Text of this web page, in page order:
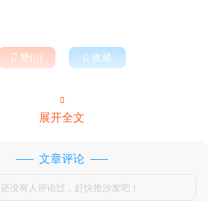
 赞()  收藏

展开全文
文章评论
还没有人评论过，赶快抢沙发吧！